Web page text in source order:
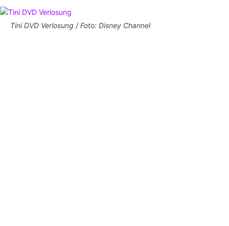
Tini DVD Verlosung / Foto: Disney Channel